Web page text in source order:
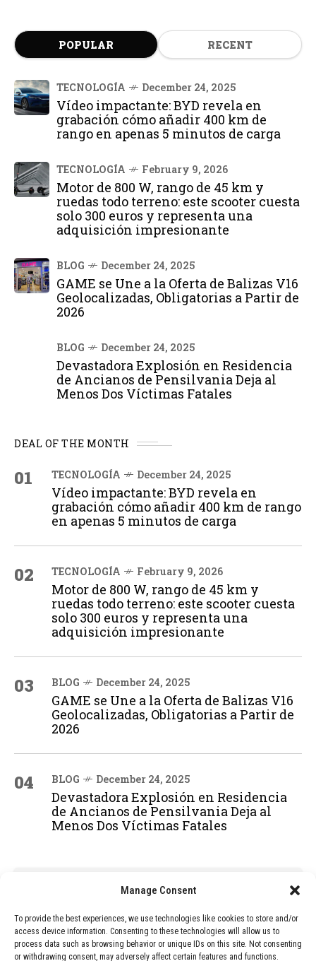
Manage Consent
To provide the best experiences, we use technologies like cookies to store and/or
access device information. Consenting to these technologies will allow us to
process data such as browsing behavior or unique IDs on this site. Not consenting
or withdrawing consent, may adversely affect certain features and functions.
POPULAR RECENT
TECNOLOGÍA December 24, 2025
Vídeo impactante: BYD revela en
grabación cómo añadir 400 km de
rango en apenas 5 minutos de carga
TECNOLOGÍA February 9, 2026
Motor de 800 W, rango de 45 km y
ruedas todo terreno: este scooter cuesta
solo 300 euros y representa una
adquisición impresionante
BLOG December 24, 2025
GAME se Une a la Oferta de Balizas V16
Geolocalizadas, Obligatorias a Partir de
2026
BLOG December 24, 2025
Devastadora Explosión en Residencia
de Ancianos de Pensilvania Deja al
Menos Dos Víctimas Fatales
DEAL OF THE MONTH
01 TECNOLOGÍA December 24, 2025
Vídeo impactante: BYD revela en
grabación cómo añadir 400 km de rango
en apenas 5 minutos de carga
02 TECNOLOGÍA February 9, 2026
Motor de 800 W, rango de 45 km y
ruedas todo terreno: este scooter cuesta
solo 300 euros y representa una
adquisición impresionante
03 BLOG December 24, 2025
GAME se Une a la Oferta de Balizas V16
Geolocalizadas, Obligatorias a Partir de
2026
04 BLOG December 24, 2025
Devastadora Explosión en Residencia
de Ancianos de Pensilvania Deja al
Menos Dos Víctimas Fatales